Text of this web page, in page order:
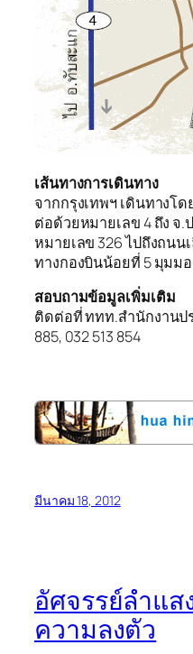
เส้นทางการเดินทาง
จากกรุงเทพฯ เดินทางโ
ต่อด้วยหมายเลข 4 ถึง จ.
หมายเลข 326 ไปถึงถนน
ทางกองบินน้อยที่ 5 มุมม
สอบถามข้อมูลเพิ่มเติม
ติดต่อที่ ททท.สำนักงานป
885, 032 513 854
มีนาคม 18, 2012
อัศจรรย์ลำแส
ความลงตัว